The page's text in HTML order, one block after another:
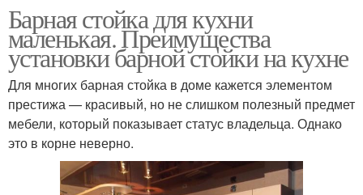
Барная стойка для кухни
маленькая. Преимущества
установки барной стойки на кухне
Для многих барная стойка в доме кажется элементом
престижа — красивый, но не слишком полезный предмет
мебели, который показывает статус владельца. Однако
это в корне неверно.